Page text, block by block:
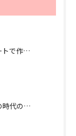
アートで作るストレスフリー空間
風の時代のアートでつなぐオフィス